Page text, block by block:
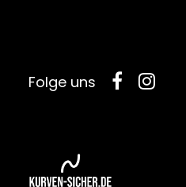
Folge uns